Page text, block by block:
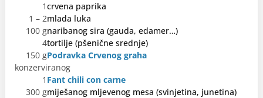
1crvena paprika
1 – 2mlada luka
100 gnaribanog sira (gauda, edamer…)
4tortilje (pšenične srednje)
150 g
konzerviranog
Podravka Crvenog graha
1 Fant chili con carne
300 gmiješanog mljevenog mesa (svinjetina, junetina)